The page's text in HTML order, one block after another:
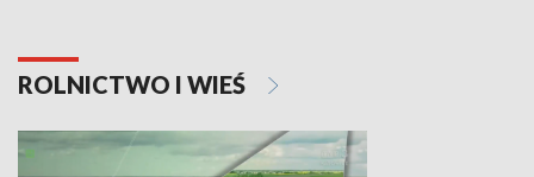
ROLNICTWO I WIEŚ